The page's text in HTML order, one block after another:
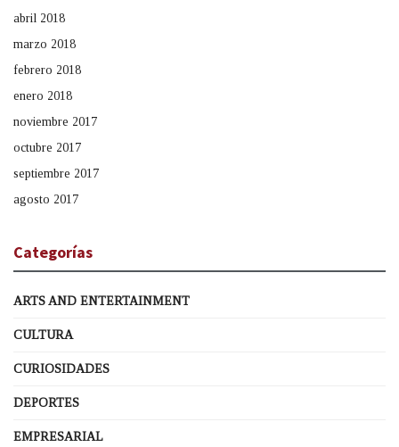
abril 2018
marzo 2018
febrero 2018
enero 2018
noviembre 2017
octubre 2017
septiembre 2017
agosto 2017
Categorías
ARTS AND ENTERTAINMENT
CULTURA
CURIOSIDADES
DEPORTES
EMPRESARIAL